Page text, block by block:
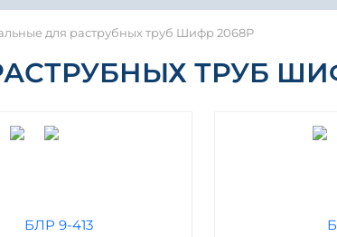
для раструбных труб Шифр 2068Р
ТРУБ